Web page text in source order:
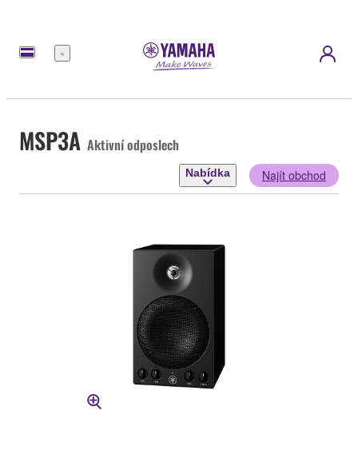
Nabídka
MSP3A Aktivní odposlech
Nabídka Najít obchod